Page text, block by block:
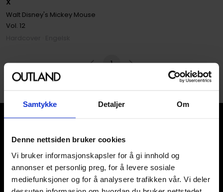
Samtykke Detaljer Om
Denne nettsiden bruker cookies
Vi bruker informasjonskapsler for å gi innhold og
annonser et personlig preg, for å levere sosiale
mediefunksjoner og for å analysere trafikken vår. Vi deler
X
Walt Disney's Mickey Mouse
Vol. 12
1
Våre kategorier